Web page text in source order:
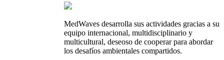
MedWaves desarrolla sus actividades gracias a su
equipo internacional, multidisciplinario y
multicultural, deseoso de cooperar para abordar
los desafíos ambientales compartidos.